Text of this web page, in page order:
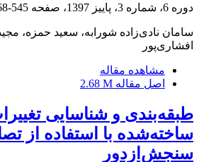
دوره 6، شماره 3، پاییز 1397، صفحه 545-568
سامان نادی‌زاده شورابه، سعید حمزه،
افشاری‌پور
مشاهده مقاله
اصل مقاله 2.68 M
طبقه‌بندی و شناسایی
ساخته‌شده با استفاده از
سنجش‌ازدور